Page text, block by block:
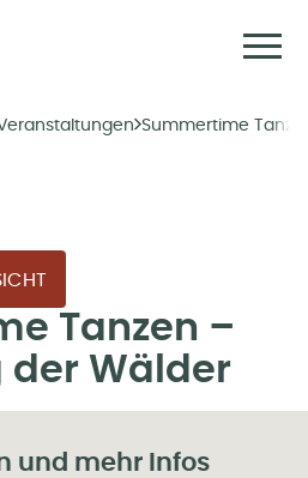
Summertime
Tanzen –
der Wälder
und mehr Infos